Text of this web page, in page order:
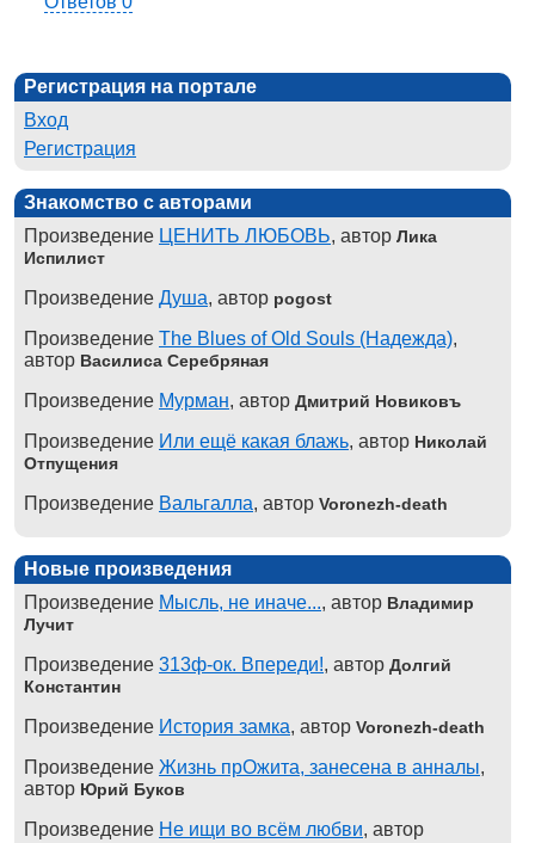
Регистрация на портале
Вход
Регистрация
Знакомство с авторами
Произведение ЦЕНИТЬ ЛЮБОВЬ, автор Лика
Испилист
Произведение Душа, автор pogost
Произведение The Blues of Old Souls (Надежда),
автор Василиса Серебряная
Произведение Мурман, автор Дмитрий Новиковъ
Произведение Или ещё какая блажь, автор Николай
Отпущения
Произведение Вальгалла, автор Voronezh-death
Новые произведения
Произведение Мысль, не иначе..., автор Владимир
Лучит
Произведение 313ф-ок. Впереди!, автор Долгий
Константин
Произведение История замка, автор Voronezh-death
Произведение Жизнь прОжита, занесена в анналы,
автор Юрий Буков
Произведение Не ищи во всём любви, автор